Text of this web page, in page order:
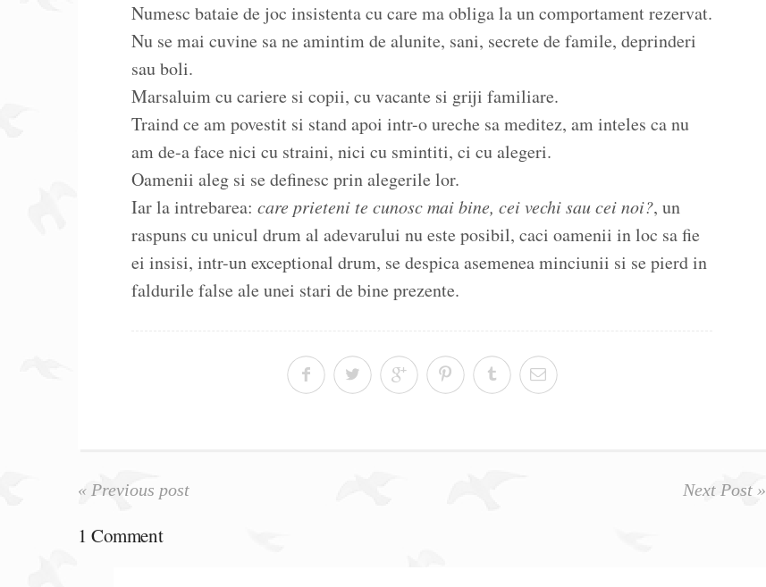
Numesc bataie de joc insistenta cu care ma obliga la un comportament rezervat.
Nu se mai cuvine sa ne amintim de alunite, sani, secrete de famile, deprinderi
sau boli.
Marsaluim cu cariere si copii, cu vacante si griji familiare.
Traind ce am povestit si stand apoi intr-o ureche sa meditez, am inteles ca nu
am de-a face nici cu straini, nici cu smintiti, ci cu alegeri.
Oamenii aleg si se definesc prin alegerile lor.
Iar la intrebarea: care prieteni te cunosc mai bine, cei vechi sau cei noi?, un
raspuns cu unicul drum al adevarului nu este posibil, caci oamenii in loc sa fie
ei insisi, intr-un exceptional drum, se despica asemenea minciunii si se pierd in
faldurile false ale unei stari de bine prezente.
« Previous post Next Post »
1 Comment